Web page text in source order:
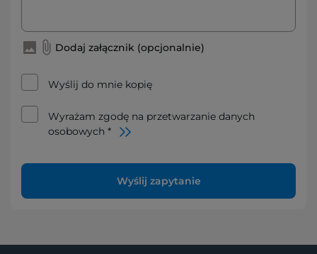
Dodaj załącznik (opcjonalnie)
Wyślij do mnie kopię
Wyrażam zgodę na przetwarzanie danych
osobowych *
Wyślij zapytanie